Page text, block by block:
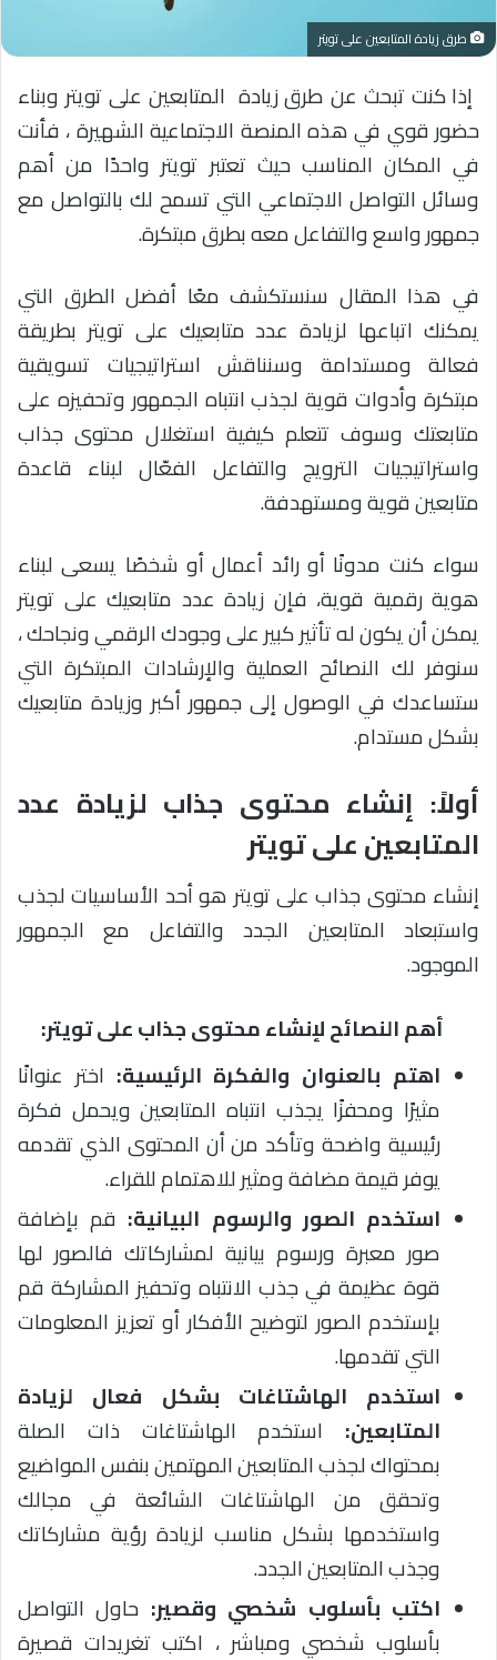
طرق زيادة المتابعين على تويتر
إذا كنت تبحث عن طرق زيادة المتابعين على تويتر وبناء
حضور قوي في هذه المنصة الاجتماعية الشهيرة ، فأنت
في المكان المناسب حيث تعتبر تويتر واحدًا من أهم
وسائل التواصل الاجتماعي التي تسمح لك بالتواصل مع
جمهور واسع والتفاعل معه بطرق مبتكرة.
في هذا المقال سنستكشف معًا أفضل الطرق التي
يمكنك اتباعها لزيادة عدد متابعيك على تويتر بطريقة
فعالة ومستدامة وسنناقش استراتيجيات تسويقية
مبتكرة وأدوات قوية لجذب انتباه الجمهور وتحفيزه على
متابعتك وسوف تتعلم كيفية استغلال محتوى جذاب
واستراتيجيات الترويج والتفاعل الفعّال لبناء قاعدة
متابعين قوية ومستهدفة.
سواء كنت مدونًا أو رائد أعمال أو شخصًا يسعى لبناء
هوية رقمية قوية، فإن زيادة عدد متابعيك على تويتر
يمكن أن يكون له تأثير كبير على وجودك الرقمي ونجاحك ،
سنوفر لك النصائح العملية والإرشادات المبتكرة التي
ستساعدك في الوصول إلى جمهور أكبر وزيادة متابعيك
بشكل مستدام.
أولاً: إنشاء محتوى جذاب لزيادة عدد
المتابعين على تويتر
إنشاء محتوى جذاب على تويتر هو أحد الأساسيات لجذب
واستبعاد المتابعين الجدد والتفاعل مع الجمهور
الموجود.
أهم النصائح لإنشاء محتوى جذاب على تويتر:
اهتم بالعنوان والفكرة الرئيسية: اختر عنوانًا
مثيرًا ومحفزًا يجذب انتباه المتابعين ويحمل فكرة
رئيسية واضحة وتأكد من أن المحتوى الذي تقدمه
يوفر قيمة مضافة ومثير للاهتمام للقراء.
استخدم الصور والرسوم البيانية: قم بإضافة
صور معبرة ورسوم بيانية لمشاركاتك فالصور لها
قوة عظيمة في جذب الانتباه وتحفيز المشاركة قم
بإستخدم الصور لتوضيح الأفكار أو تعزيز المعلومات
التي تقدمها.
استخدم الهاشتاغات بشكل فعال لزيادة
المتابعين: استخدم الهاشتاغات ذات الصلة
بمحتواك لجذب المتابعين المهتمين بنفس المواضيع
وتحقق من الهاشتاغات الشائعة في مجالك
واستخدمها بشكل مناسب لزيادة رؤية مشاركاتك
وجذب المتابعين الجدد.
اكتب بأسلوب شخصي وقصير: حاول التواصل
بأسلوب شخصي ومباشر ، اكتب تغريدات قصيرة